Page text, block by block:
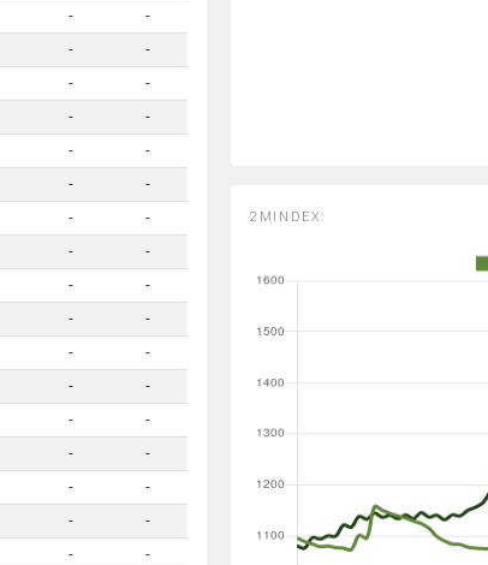
-
-
-
-
-
-
-
-
-
-
-
-
-
-
-
-
-
-
-
-
-
-
-
-
-
-
-
-
-
-
-
-
-
-
2MINDEX: